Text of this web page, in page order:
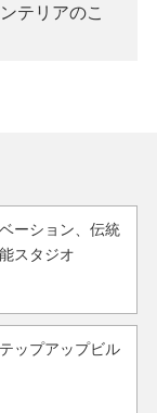
テリアのこ
ーション、伝統
スタジオ
ップアップビル